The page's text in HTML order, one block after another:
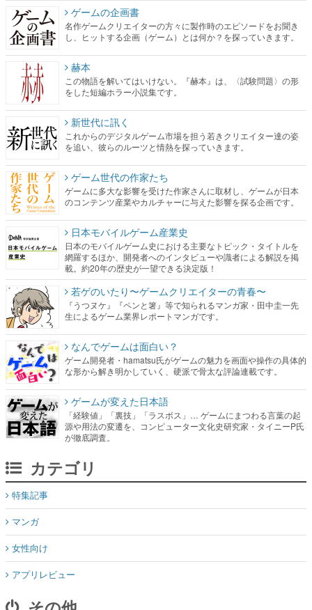
ゲームの企画書
名作ゲームクリエイターの方々に製作時のエピソードをお聞き
し、ヒットする企画（ゲーム）とは何か？を探っていきます。
赫本
この物語を解いてはいけない。『赫本』は、〈試験問題〉の形
をした短編ホラー小説集です。
新世代に訊く
これからのデジタルゲーム市場を担う若きクリエイター達の姿
を追い、彼らのルーツと情熱を探っていきます。
ゲーム世代の作家たち
ゲームに多大な影響を受けた作家さんに取材し、ゲームが日本
のコンテンツ産業やカルチャーに与えた影響を探る企画です。
日本モバイルゲーム産業史
日本のモバイルゲーム史における主要なトピック・タイトルを
網羅するほか、開発者へのインタビューや識者による解説を掲
載。約20年の歴史が一望できる決定版！
若ゲのいたり〜ゲームクリエイターの青春〜
『うつヌケ』『ペンと箸』等で知られるマンガ家・田中圭一先
生によるゲーム業界レポートマンガです。
なんでゲームは面白い？
ゲーム開発者・hamatsu氏がゲームの魅力を画面や操作の具体的
な形から解き明かしていく、硬派で骨太な評論連載です。
ゲームが変えた日本語
「経験値」「裏技」「ラスボス」… ゲームにまつわる言葉の起
源や用法の変遷を、コンピューター文化史研究家・タイニーP氏
が徹底調査。
カテゴリ
特集記事
マンガ
女性向け
アプリレビュー